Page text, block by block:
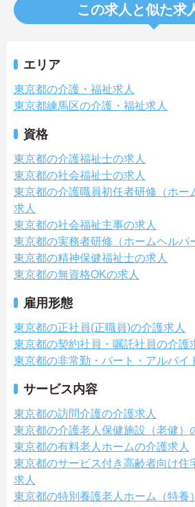
この求人と似た求
エリア
東京都の介護・福祉求人
東京都練馬区の介護・福祉求人
資格
東京都の介護福祉士の求人
東京都の社会福祉士の求人
東京都の介護職員初任者研修（ホー
求人
東京都の社会福祉主事の求人
東京都の実務者研修（ホームヘルパ
東京都の精神保健福祉士の求人
東京都の無資格OKの求人
雇用形態
東京都の正社員(正職員)の介護求人
東京都の契約社員・嘱託社員の介護
東京都の非常勤・パート・アルバイ
サービス内容
東京都の訪問介護の介護求人
東京都の介護老人保健施設（老健）
東京都の有料老人ホームの介護求人
東京都のサービス付き高齢者向け住
求人
東京都の特別養護老人ホーム（特養